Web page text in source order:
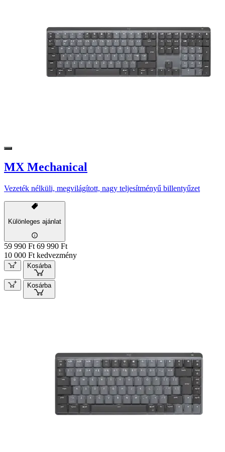
MX Mechanical
Vezeték nélküli, megvilágított, nagy teljesítményű billentyűzet
Különleges ajánlat
59 990 Ft 69 990 Ft
10 000 Ft kedvezmény
Kosárba
Kosárba